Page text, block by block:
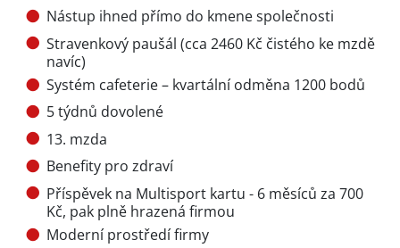
Nástup ihned přímo do kmene společnosti
Stravenkový paušál (cca 2460 Kč čistého ke mzdě
navíc)
Systém cafeterie – kvartální odměna 1200 bodů
5 týdnů dovolené
13. mzda
Benefity pro zdraví
Příspěvek na Multisport kartu - 6 měsíců za 700
Kč, pak plně hrazená firmou
Moderní prostředí firmy